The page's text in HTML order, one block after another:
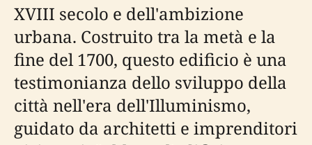
XVIII secolo e dell'ambizione
urbana. Costruito tra la metà e la
fine del 1700, questo edificio è una
testimonianza dello sviluppo della
città nell'era dell'Illuminismo,
guidato da architetti e imprenditori